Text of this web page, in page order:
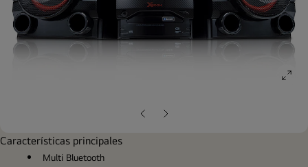
Diapositiva
Siguiente
Características principales
Multi Bluetooth